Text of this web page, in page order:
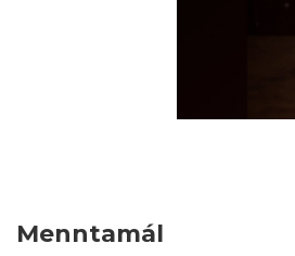
Menntamál